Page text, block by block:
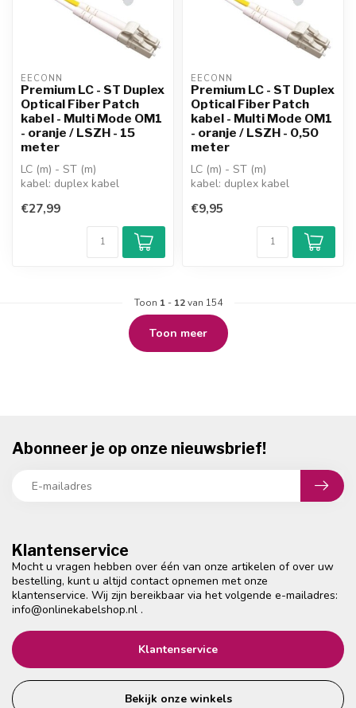
EECONN
Premium LC - ST Duplex
Optical Fiber Patch
kabel - Multi Mode OM1
- oranje / LSZH - 15
meter
LC (m) - ST (m)
kabel: duplex kabel
kabel
fiber: 62,5/125...
€27,99
EECONN
Premium LC - ST Duplex
Optical Fiber Patch
kabel - Multi Mode OM1
- oranje / LSZH - 0,50
meter
LC (m) - ST (m)
kabel: duplex kabel
kabel
€9,95
Toon 1- 12van 154
Toon meer
Klantenservice
Mocht u vragen hebben over één van onze artikelen of over uw
bestelling, kunt u altijd contact opnemen met onze
klantenservice. Wij zijn bereikbaar via het volgende e-mailadres:
info@onlinekabelshop.nl .
Klantenservice
Bekijk onze winkels
Abonneer je op onze nieuwsbrief!